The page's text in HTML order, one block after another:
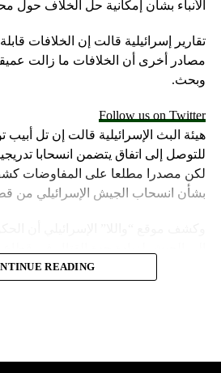
الأنباء بشأن إمكانية حل الخلاف حول
تقارير إسرائيلية قالت إن الخلافات
مصادر أخرى أن الخلافات ما زالت
وبحث.
Follow us on Twitter
هيئة البث الإسرائيلية قالت إن تل أبيب
للتوصل إلى اتفاق يتضمن انسحابا
لكن مصدرا مطلعا على المفاوضات
بشأن انسحاب الجيش الإسرائيلي من
موقف إسرائيل في محادثات الهدنة.
READING